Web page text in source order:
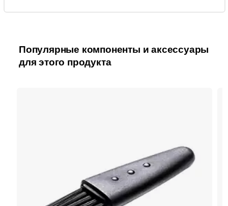
Популярные компоненты и аксессуары
для этого продукта